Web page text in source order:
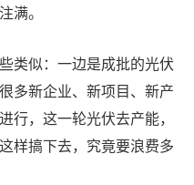
满。
类似：一边是成批的光伏
多新企业、新项目、新产
行，这一轮光伏去产能，
样搞下去，究竟要浪费多